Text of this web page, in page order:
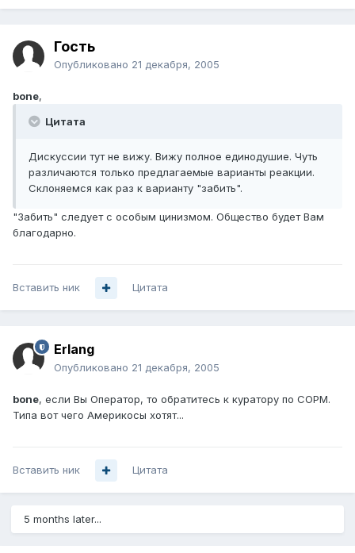
Гость
Опубликовано 21 декабря, 2005
bone,
Цитата
Дискуссии тут не вижу. Вижу полное единодушие. Чуть
различаются только предлагаемые варианты реакции.
Склоняемся как раз к варианту "забить".
"Забить" следует с особым цинизмом. Общество будет Вам
благодарно.
Вставить ник Цитата
Erlang
Опубликовано 21 декабря, 2005
bone, если Вы Оператор, то обратитесь к куратору по СОРМ.
Типа вот чего Америкосы хотят...
Вставить ник Цитата
5 months later...